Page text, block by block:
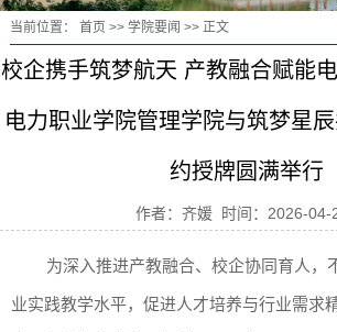
当前位置： 首页>> 学院要闻 >> 正文
校企携手筑梦航天 产教融合赋能
电力职业学院管理学院与筑梦星
约授牌圆满举行
作者：齐媛 时间：2026-04-
为深入推进产教融合、校企协同育人，
业实践教学水平，促进人才培养与行业需求